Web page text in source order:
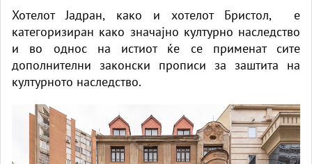
Хотелот Јадран, како и хотелот Бристол, е
категоризиран како значајно културно наследство
и во однос на истиот ќе се применат сите
дополнителни законски прописи за заштита на
културното наследство.